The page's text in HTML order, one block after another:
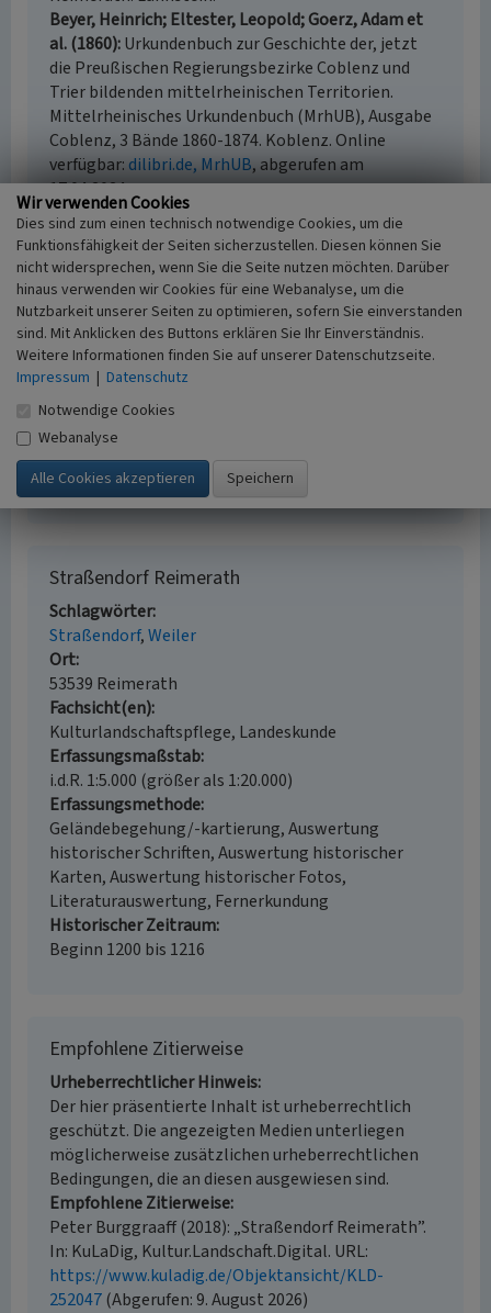
Beyer, Heinrich; Eltester, Leopold; Goerz, Adam et
al. (1860) Urkundenbuch zur Geschichte der, jetzt
die Preußischen Regierungsbezirke Coblenz und
Trier bildenden mittelrheinischen Territorien.
Mittelrheinisches Urkundenbuch (MrhUB), Ausgabe
Coblenz, 3 Bände 1860-1874. Koblenz. Online
verfügbar:dilibri.de, MrhUB, abgerufen am
17.04.2024
Generaldirektion Kulturelles Erbe Rheinland-Pfalz
(Hrsg.) (2023) Nachrichtliches Verzeichnis der
Kulturdenkmäler, Kreis Vulkaneifel.
Denkmalverzeichnis Kreis Vulkaneifel, 24. Mai 2023.
Mainz. Online verfügbar:denkmallisten.gdke-
rlp.de/Vulkaneifel, abgerufen am 15.06.2023
Mayer, Alois; Mertes, Erich (1986) Sagen –
Geschichte – Brauchtum aus der Verbandsgemeinde.
Daun.
Mayer, Alois; Mertes, Erich / Verbandsgemeinde
Kelberg (Hrsg.) (1993) Geschichte, Kultur und
Literatur der Verbandsgemeinde Kelberg. Adenau.
Straßendorf Reimerath
Schlagwörter
Straßendorf Weiler
Ort
53539 Reimerath
Fachsicht(en)
Kulturlandschaftspflege, Landeskunde
Erfassungsmaßstab
i.d.R. 1:5.000 (größer als 1:20.000)
Erfassungsmethode
Geländebegehung/-kartierung, Auswertung
historischer Schriften, Auswertung historischer
Karten, Auswertung historischer Fotos,
Literaturauswertung, Fernerkundung
Historischer Zeitraum
Beginn 1200 bis 1216
Empfohlene Zitierweise
Urheberrechtlicher Hinweis
Der hier präsentierte Inhalt ist urheberrechtlich
geschützt. Die angezeigten Medien unterliegen
möglicherweise zusätzlichen urheberrechtlichen
Bedingungen, die an diesen ausgewiesen sind.
Empfohlene Zitierweise
Peter Burggraaff (2018): „Straßendorf Reimerath”.
In: KuLaDig, Kultur.Landschaft.Digital. URL:
https://www.kuladig.de/Objektansicht/KLD-
252047(Abgerufen: 9. August 2026)
Wir verwenden Cookies
Dies sind zum einen technisch notwendige Cookies, um die
Funktionsfähigkeit der Seiten sicherzustellen. Diesen können Sie
nicht widersprechen, wenn Sie die Seite nutzen möchten. Darüber
hinaus verwenden wir Cookies für eine Webanalyse, um die
Nutzbarkeit unserer Seiten zu optimieren, sofern Sie einverstanden
sind. Mit Anklicken des Buttons erklären Sie Ihr Einverständnis.
Weitere Informationen finden Sie auf unserer Datenschutzseite.
Impressum | Datenschutz
Notwendige Cookies
Webanalyse